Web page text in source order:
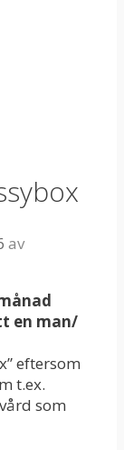
av
en man/
eftersom
t.ex.
som